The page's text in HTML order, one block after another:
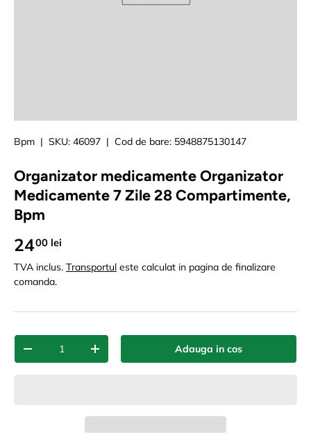
Bpm | SKU: 46097 | Cod de bare: 5948875130147
Organizator medicamente Organizator
Medicamente 7 Zile 28 Compartimente,
Bpm
2400 lei
TVA inclus. Transportul este calculat in pagina de finalizare
comanda.
Cant.
-
+ Adauga in cos